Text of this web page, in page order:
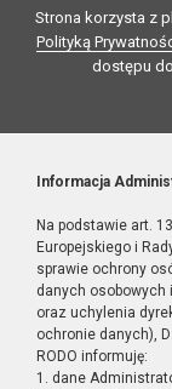
Strona korzysta z
Polityką
dostępu
Informacja
Na podstawie art.
Europejskiego i
sprawie ochrony
danych osobowych
oraz uchylenia
ochronie danych),
RODO informuję:
1. dane